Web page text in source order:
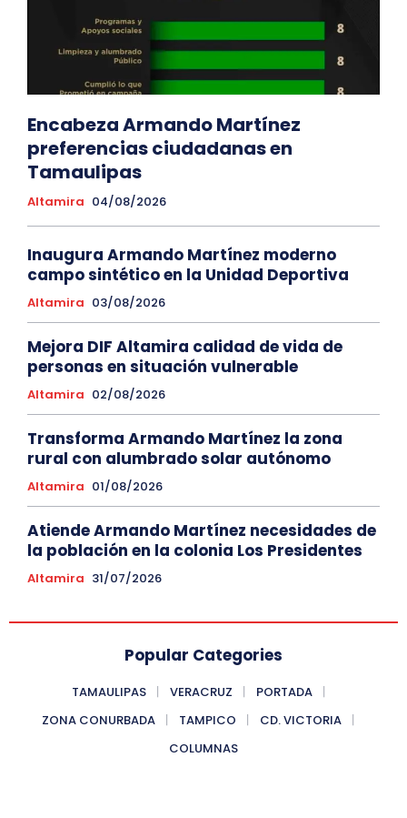
Encabeza Armando Martínez
preferencias ciudadanas en
Tamaulipas
Altamira 04/08/2026
Inaugura Armando Martínez moderno
campo sintético en la Unidad Deportiva
Altamira 03/08/2026
Mejora DIF Altamira calidad de vida de
personas en situación vulnerable
Altamira 02/08/2026
Transforma Armando Martínez la zona
rural con alumbrado solar autónomo
Altamira 01/08/2026
Atiende Armando Martínez necesidades de
la población en la colonia Los Presidentes
Altamira 31/07/2026
Popular Categories
TAMAULIPAS VERACRUZ
PORTADA
ZONA CONURBADA
TAMPICO
CD. VICTORIA
COLUMNAS